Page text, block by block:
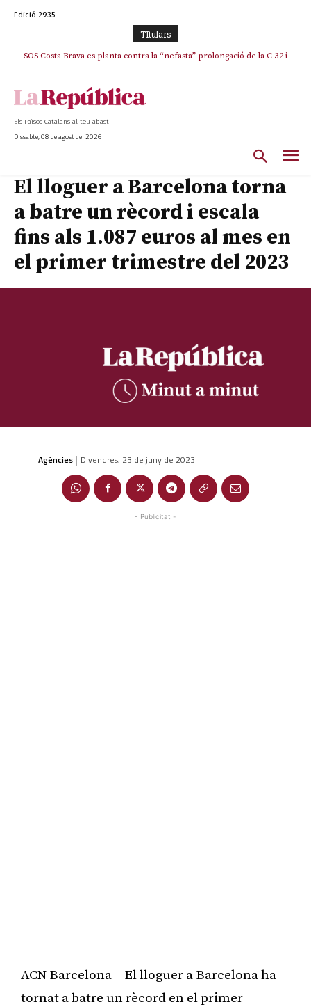
Edició 2935
TItulars
SOS Costa Brava es planta contra la “nefasta” prolongació de la C-32 i
Els Països Catalans al teu abast
Dissabte, 08 de agost del 2026
El lloguer a Barcelona torna
a batre un rècord i escala
fins als 1.087 euros al mes en
el primer trimestre del 2023
Agències | Divendres, 23 de juny de 2023
- Publicitat -
ACN Barcelona – El lloguer a Barcelona ha
tornat a batre un rècord en el primer